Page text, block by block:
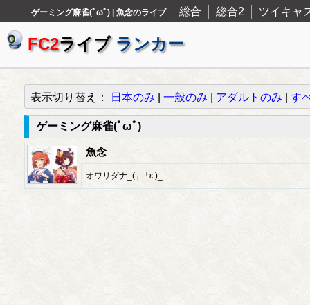
ゲーミング麻雀(ﾟωﾟ) | 魚念のライブ 総合 総合2 ツイキャ
FC2ライブ ランカー
表示切り替え： 日本のみ 一般のみ アダルトのみ す
ゲーミング麻雀(ﾟωﾟ)
魚念
オワリダナ_(┐「ε:)_